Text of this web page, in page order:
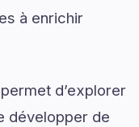
à enrichir
d’explorer
développer de